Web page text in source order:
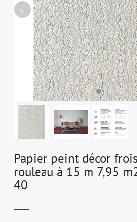
Papier peint décor
rouleau à 15 m 7,95
40